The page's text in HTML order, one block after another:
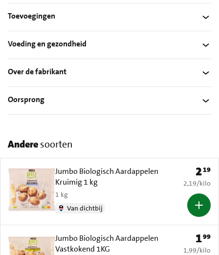
Toevoegingen
Voeding en gezondheid
Over de fabrikant
Oorsprong
Anderesoorten
Jumbo Biologisch Aardappelen
Kruimig 1 kg
1 kg
Van dichtbij
Prijs:
219
€ 2,19 per
2,19/kilo
Jumbo Biologisch Aardappelen
Vastkokend 1KG
Prijs:
199
€ 1,99 per
1,99/kilo